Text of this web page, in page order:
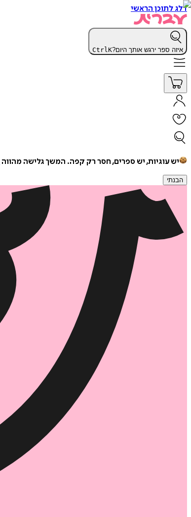
דלג לתוכן הראשי
איזה ספר ירגש אותך היום? CtrlK
יש עוגיות, יש ספרים, חסר רק קפה. המשך גלישה מהווה
הבנתי